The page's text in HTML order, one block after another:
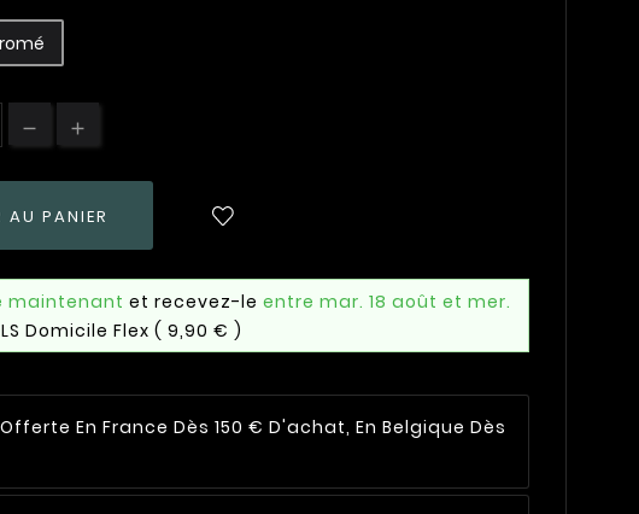
AU PANIER
maintenant et recevez-le entre mar. 18 août et mer.
Domicile Flex ( 9,90 € )
En France Dès 150 € D'achat, En Belgique Dès